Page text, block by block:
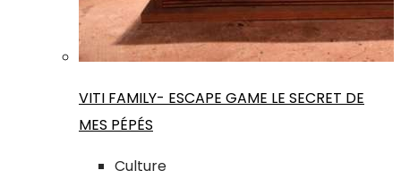
VITI FAMILY- ESCAPE GAME LE SECRET DE
MES PÉPÉS
Culture